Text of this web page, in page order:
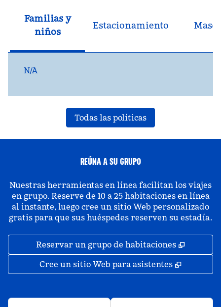
Familias y
niños
Estacionamiento
N/A
Todas las políticas
REÚNA A SU GRUPO
Nuestras herramientas en línea facilitan los viajes
en grupo. Reserve de 10 a 25 habitaciones en línea
al instante, luego cree un sitio Web personalizado
gratis para que sus huéspedes reserven su estadía.
Reservar un grupo de habitaciones ,
Cree un sitio Web para asistentes ,